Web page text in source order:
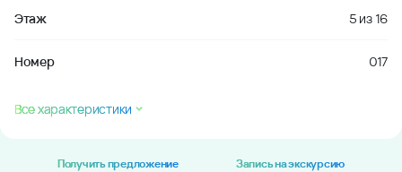
Этаж 5 из16
Номер 017
Все характеристики
Получить предложение Запись на экскурсию